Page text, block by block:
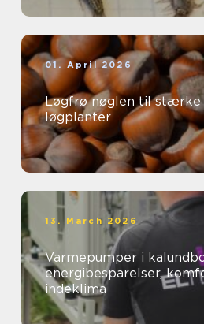
01. April 2026
Løgfrø nøglen til stærke og sunde
løgplanter
13. March 2026
Varmepumper i
energibesparelser,
indeklima